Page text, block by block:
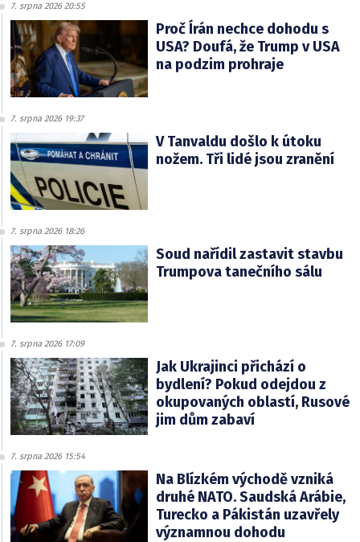
7. srpna 2026 20:55
Proč Írán nechce dohodu s
USA? Doufá, že Trump v USA
na podzim prohraje
7. srpna 2026 19:37
V Tanvaldu došlo k útoku
nožem. Tři lidé jsou zranění
7. srpna 2026 18:26
Soud nařídil zastavit stavbu
Trumpova tanečního sálu
7. srpna 2026 17:09
Jak Ukrajinci přichází o
bydlení? Pokud odejdou z
okupovaných oblastí, Rusové
jim dům zabaví
7. srpna 2026 15:54
Na Blízkém východě vzniká
druhé NATO. Saudská Arábie,
Turecko a Pákistán uzavřely
významnou dohodu